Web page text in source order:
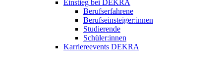
Einstieg bei DEKRA
Berufserfahrene
Berufseinsteiger:innen
Studierende
Schüler:innen
Karriereevents DEKRA